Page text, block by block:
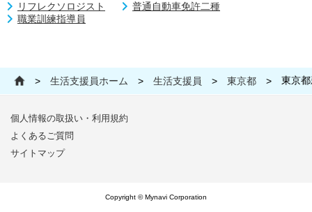
リフレクソロジスト
普通自動車免許二種
職業訓練指導員
> 生活支援員ホーム > 生活支援員 > 東京都 > 東京
個人情報の取扱い・利用規約
よくあるご質問
サイトマップ
Copyright © Mynavi Corporation